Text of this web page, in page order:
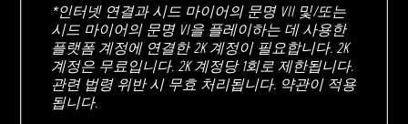
*인터넷 연결과 시드 마이어의 문명 VII 및/또는
시드 마이어의 문명 VI을 플레이하는 데 사용한
플랫폼 계정에 연결한 2K 계정이 필요합니다. 2K
계정은 무료입니다. 2K 계정당 1회로 제한됩니다.
관련 법령 위반 시 무효 처리됩니다. 약관이 적용
됩니다.